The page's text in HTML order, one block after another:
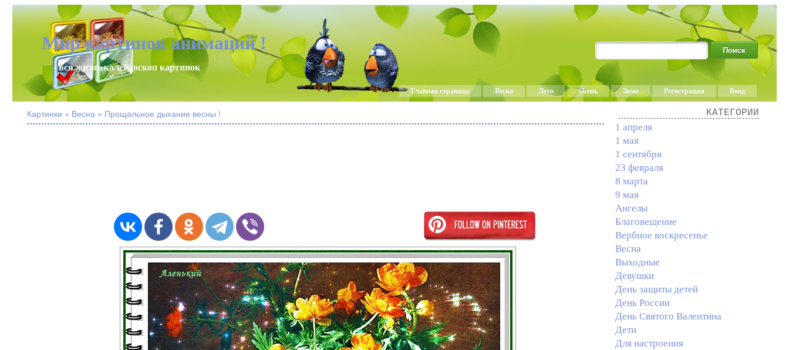
Мир картинок анимаций !
- вся жизнь калейдоскоп картинок
Главная страница Весна Лето Осень Зима Регистрация Вход
Картинки » Весна » Прощальное дыхание весны ! КАТЕГОРИИ
1 апреля
1 мая
1 сентября
23 февраля
8 марта
9 мая
Ангелы
Благовещение
Вербное воскресенье
Весна
Выходные
Девушки
День защиты детей
День России
День Святого Валентина
Дети
Для настроения